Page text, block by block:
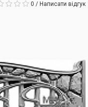
0 / Написати відгук